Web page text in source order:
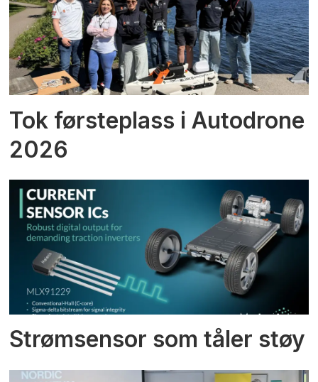
Tok førsteplass i Autodrone
2026
Strømsensor som tåler støy